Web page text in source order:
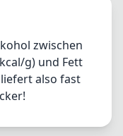
zwischen
g) und Fett
also fast